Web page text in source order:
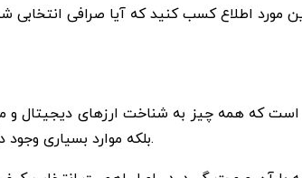
اطلاع کسب کنید که آیا صرافی انتخابی
است که همه ‌چیز به شناخت ارزهای دیجیتال و
بلکه موارد بسیاری وجود دارد که باید در مورد آنها اطلاعات لازم را بدست آورید.